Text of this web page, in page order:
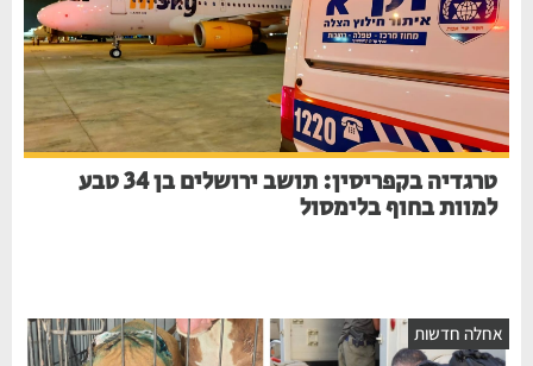
טרגדיה בקפריסין: תושב ירושלים בן 34 טבע
למוות בחוף בלימסול
חדשות